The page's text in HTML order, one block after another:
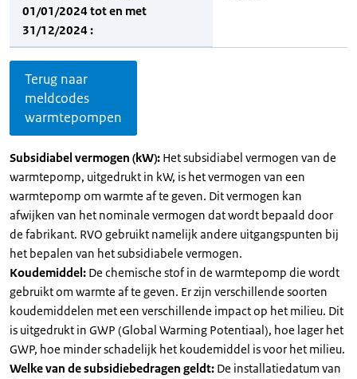
01/01/2024 tot en met
31/12/2024 :
Terug naar
meldcodes
warmtepompen
Subsidiabel vermogen (kW): Het subsidiabel vermogen van de
warmtepomp, uitgedrukt in kW, is het vermogen van een
warmtepomp om warmte af te geven. Dit vermogen kan
afwijken van het nominale vermogen dat wordt bepaald door
de fabrikant. RVO gebruikt namelijk andere uitgangspunten bij
het bepalen van het subsidiabele vermogen.
Koudemiddel: De chemische stof in de warmtepomp die wordt
gebruikt om warmte af te geven. Er zijn verschillende soorten
koudemiddelen met een verschillende impact op het milieu. Dit
is uitgedrukt in GWP (Global Warming Potentiaal), hoe lager het
GWP, hoe minder schadelijk het koudemiddel is voor het milieu.
Welke van de subsidiebedragen geldt: De installatiedatum van